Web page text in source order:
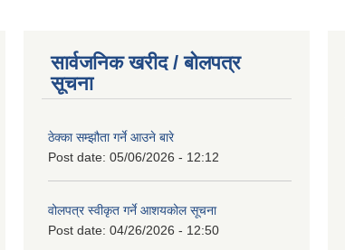
सार्वजनिक खरीद / बोलपत्र
सूचना
ठेक्का सम्झौता गर्ने आउने बारे
Post date: 05/06/2026 - 12:12
वोलपत्र स्वीकृत गर्ने आशयकोल सूचना
Post date: 04/26/2026 - 12:50